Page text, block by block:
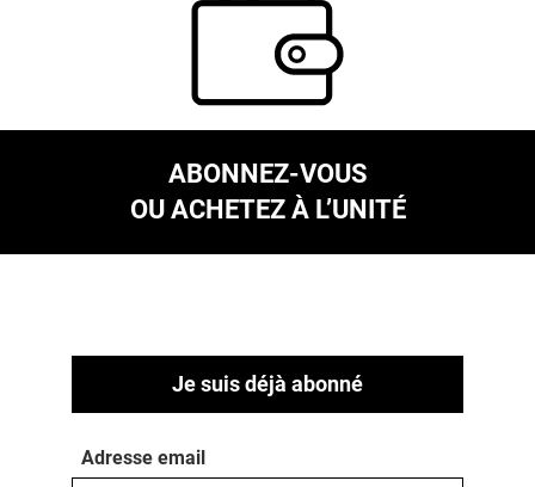
ABONNEZ-VOUS
OU ACHETEZ À L’UNITÉ
Je suis déjà abonné
Adresse email